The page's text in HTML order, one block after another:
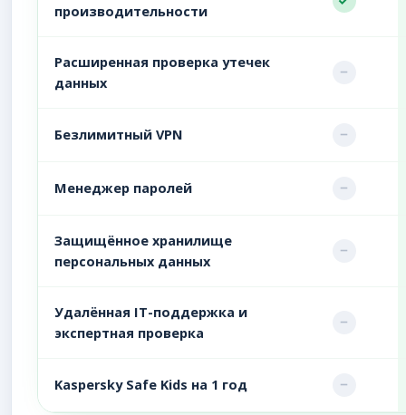
производительности
Расширенная проверка утечек
данных
Безлимитный VPN
Менеджер паролей
Защищённое хранилище
персональных данных
Удалённая IT-поддержка и
экспертная проверка
Kaspersky Safe Kids на 1 год